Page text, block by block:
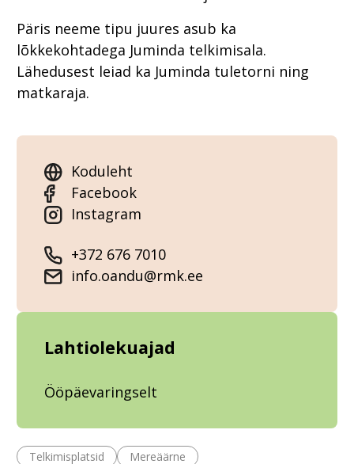
Päris neeme tipu juures asub ka
lõkkekohtadega Juminda telkimisala.
Lähedusest leiad ka Juminda tuletorni ning
matkaraja.
Koduleht
Facebook
Instagram
+372 676 7010
info.oandu@rmk.ee
Lahtiolekuajad
Ööpäevaringselt
Telkimisplatsid Mereäärne